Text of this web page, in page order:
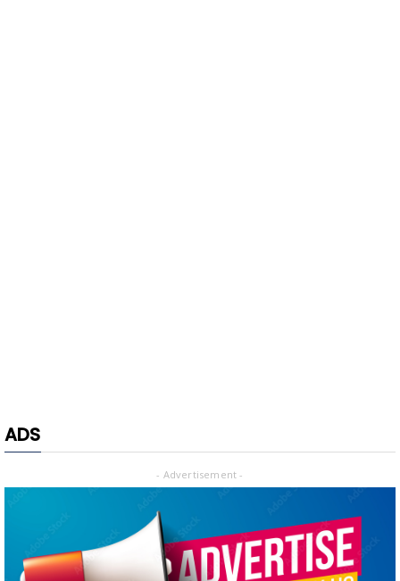
ADS
- Advertisement -